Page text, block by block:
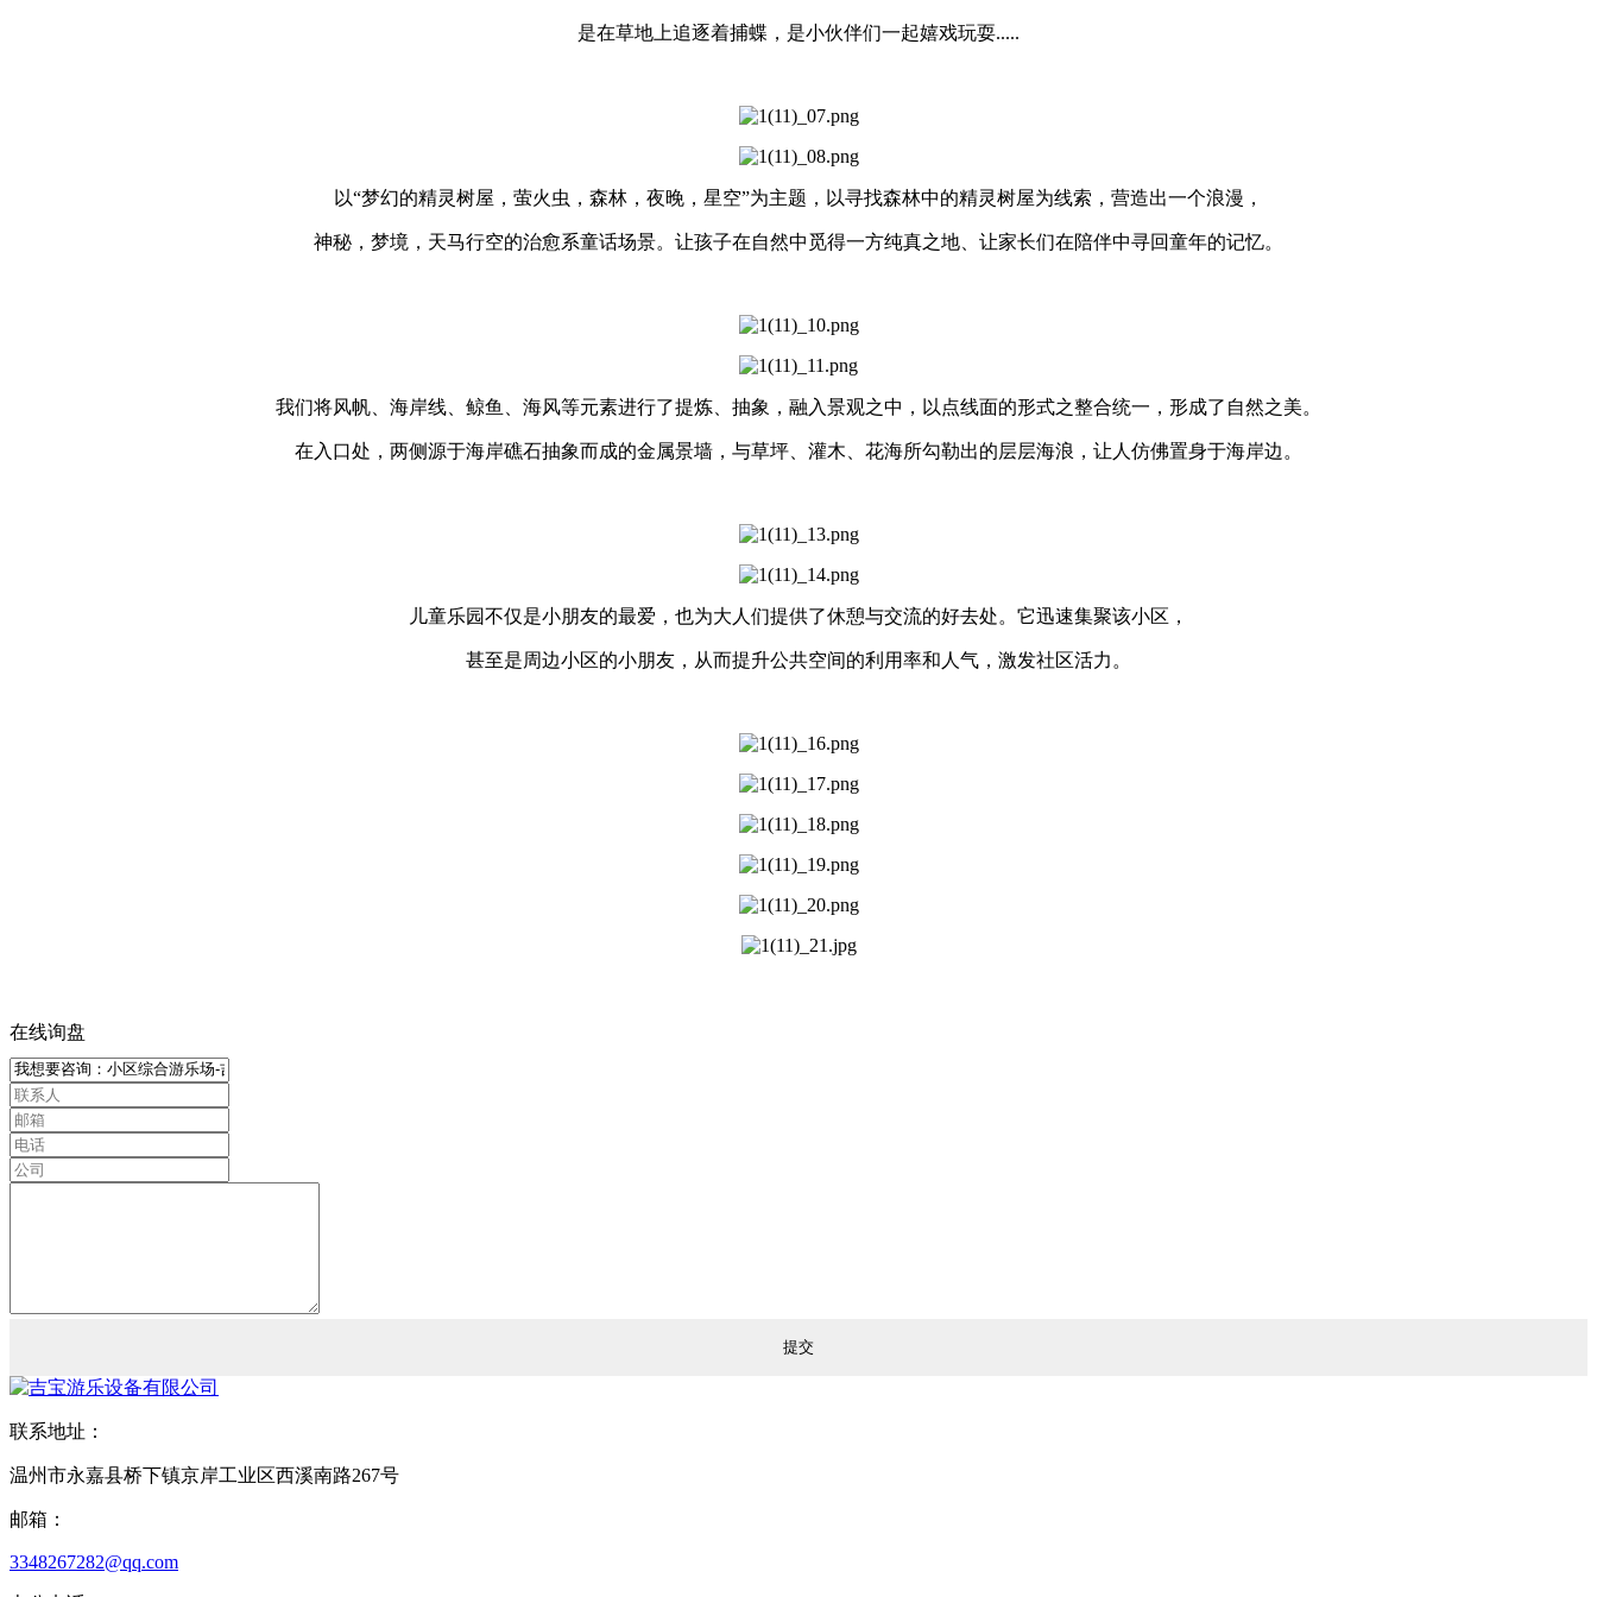
是在草地上追逐着捕蝶，是小伙伴们一起嬉戏玩耍.....
以“梦幻的精灵树屋，萤火虫，森林，夜晚，星空”为主题，以寻找森林中的精灵树屋为线索，营造出一个浪漫，
神秘，梦境，天马行空的治愈系童话场景。让孩子在自然中觅得一方纯真之地、让家长们在陪伴中寻回童年的记忆。
我们将风帆、海岸线、鲸鱼、海风等元素进行了提炼、抽象，融入景观之中，以点线面的形式之整合统一，形成了自然之美。
在入口处，两侧源于海岸礁石抽象而成的金属景墙，与草坪、灌木、花海所勾勒出的层层海浪，让人仿佛置身于海岸边。
儿童乐园不仅是小朋友的最爱，也为大人们提供了休憩与交流的好去处。它迅速集聚该小区，
甚至是周边小区的小朋友，从而提升公共空间的利用率和人气，激发社区活力。
在线询盘
联系地址：
温州市永嘉县桥下镇京岸工业区西溪南路267号
邮箱：
3348267282@qq.com